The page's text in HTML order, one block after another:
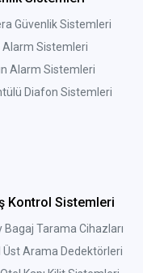
Güvenlik Sistemleri
Alarm Sistemleri
Alarm Sistemleri
Diafon Sistemleri
Kontrol Sistemleri
Bagaj Tarama Cihazları
Üst Arama Dedektörleri